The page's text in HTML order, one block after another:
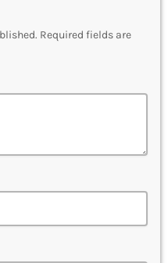
Required fields are